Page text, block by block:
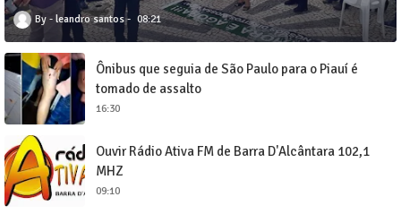
leandro santos 08:21
Ônibus que seguia de São Paulo para o Piauí é
tomado de assalto
16:30
Ouvir Rádio Ativa FM de Barra D'Alcântara 102,1
MHZ
09:10